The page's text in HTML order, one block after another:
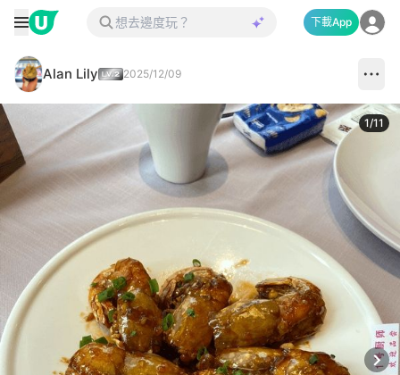
下載App
Alan Lily 2025/12/09
1/11